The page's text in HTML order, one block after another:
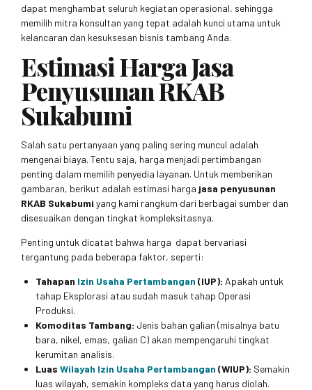
dapat menghambat seluruh kegiatan operasional, sehingga
memilih mitra konsultan yang tepat adalah kunci utama untuk
kelancaran dan kesuksesan bisnis tambang Anda.
Estimasi Harga Jasa
Penyusunan RKAB
Sukabumi
Salah satu pertanyaan yang paling sering muncul adalah
mengenai biaya. Tentu saja, harga menjadi pertimbangan
penting dalam memilih penyedia layanan. Untuk memberikan
gambaran, berikut adalah estimasi harga jasa penyusunan
RKAB Sukabumi yang kami rangkum dari berbagai sumber dan
disesuaikan dengan tingkat kompleksitasnya.
Penting untuk dicatat bahwa harga dapat bervariasi
tergantung pada beberapa faktor, seperti:
Tahapan Izin Usaha Pertambangan (IUP): Apakah untuk
tahap Eksplorasi atau sudah masuk tahap Operasi
Produksi.
Komoditas Tambang: Jenis bahan galian (misalnya batu
bara, nikel, emas, galian C) akan mempengaruhi tingkat
kerumitan analisis.
Luas Wilayah Izin Usaha Pertambangan (WIUP): Semakin
luas wilayah, semakin kompleks data yang harus diolah.